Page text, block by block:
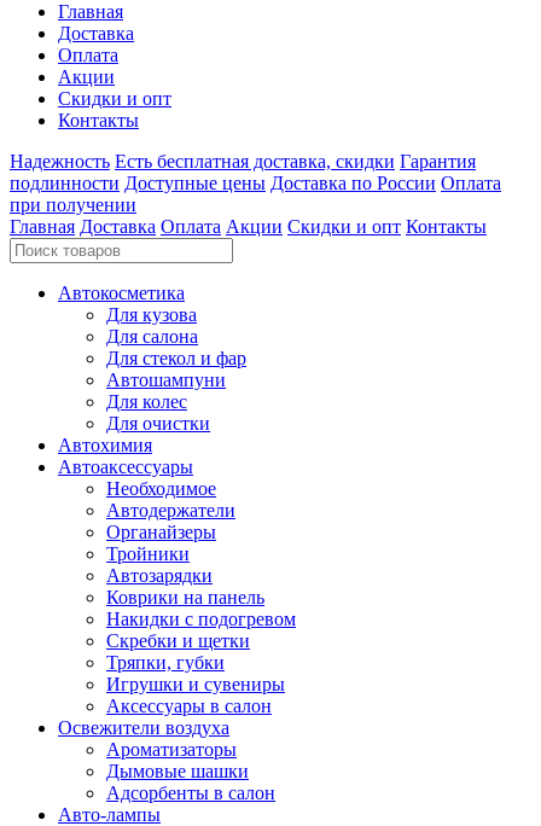
Главная
Доставка
Оплата
Акции
Скидки и опт
Контакты
Надежность Есть бесплатная доставка, скидки Гарантия
подлинности Доступные цены Доставка по России Оплата
при получении
Главная Доставка Оплата Акции Скидки и опт Контакты
Автокосметика
Для кузова
Для салона
Для стекол и фар
Автошампуни
Для колес
Для очистки
Автохимия
Автоаксессуары
Необходимое
Автодержатели
Органайзеры
Тройники
Автозарядки
Коврики на панель
Накидки с подогревом
Скребки и щетки
Тряпки, губки
Игрушки и сувениры
Аксессуары в салон
Освежители воздуха
Ароматизаторы
Дымовые шашки
Адсорбенты в салон
Авто-лампы